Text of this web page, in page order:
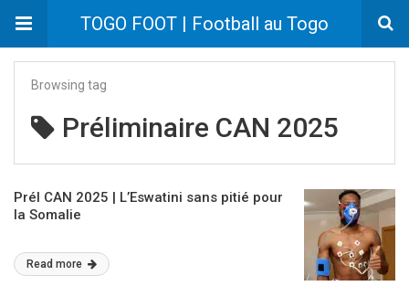
TOGO FOOT | Football au Togo
Browsing tag
Préliminaire CAN 2025
Prél CAN 2025 | L’Eswatini sans pitié pour
la Somalie
Read more